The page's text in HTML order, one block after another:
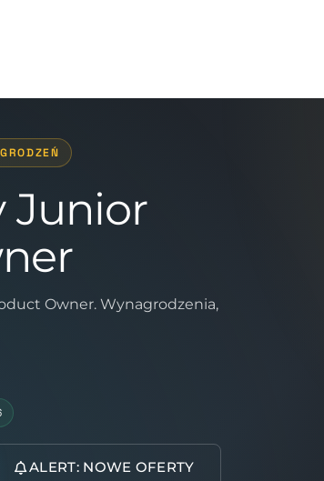
Junior
Owner. Wynagrodzenia,
ALERT: NOWE OFERTY